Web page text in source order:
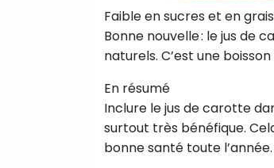
Faible en sucres et en
Bonne nouvelle : le jus de
naturels. C’est une
En résumé
Inclure le jus de carotte
surtout très bénéfique.
bonne santé toute